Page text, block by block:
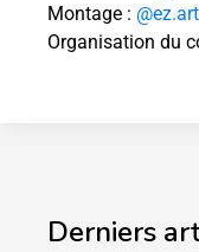
Montage :
Organisation du
Derniers